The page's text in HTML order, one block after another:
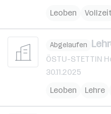
Leoben
Abgelaufen
ÖSTU-STETTIN
30.11.2025
Leoben
Lehre